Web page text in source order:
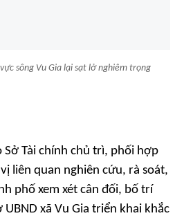
sông Vu Gia lại sạt lở nghiêm trọng
Sở Tài chính chủ trì, phối hợp
liên quan nghiên cứu, rà soát,
phố xem xét cân đối, bố trí
xã Vu Gia triển khai khắc